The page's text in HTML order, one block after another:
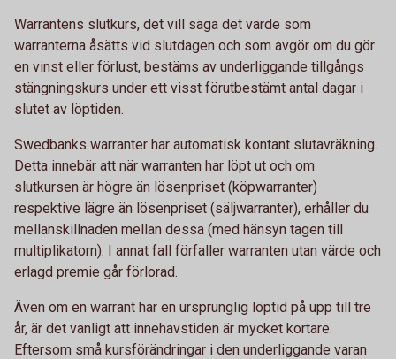
Warrantens slutkurs, det vill säga det värde som
warranterna åsätts vid slutdagen och som avgör om du gör
en vinst eller förlust, bestäms av underliggande tillgångs
stängningskurs under ett visst förutbestämt antal dagar i
slutet av löptiden.
Swedbanks warranter har automatisk kontant slutavräkning.
Detta innebär att när warranten har löpt ut och om
slutkursen är högre än lösenpriset (köpwarranter)
respektive lägre än lösenpriset (säljwarranter), erhåller du
mellanskillnaden mellan dessa (med hänsyn tagen till
multiplikatorn). I annat fall förfaller warranten utan värde och
erlagd premie går förlorad.
Även om en warrant har en ursprunglig löptid på upp till tre
år, är det vanligt att innehavstiden är mycket kortare.
Eftersom små kursförändringar i den underliggande varan